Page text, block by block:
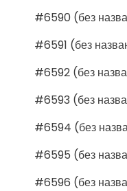
#6590 (без
#6591 (без
#6592 (без
#6593 (без
#6594 (без
#6595 (без
#6596 (без